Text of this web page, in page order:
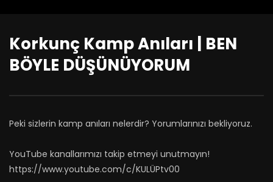
Korkunç Kamp Anıları | BEN
BÖYLE DÜŞÜNÜYORUM
Peki sizlerin kamp anıları nelerdir? Yorumlarınızı bekliyoruz.
YouTube kanallarımızı takip etmeyi unutmayın!
https://www.youtube.com/c/KULÜPtv00